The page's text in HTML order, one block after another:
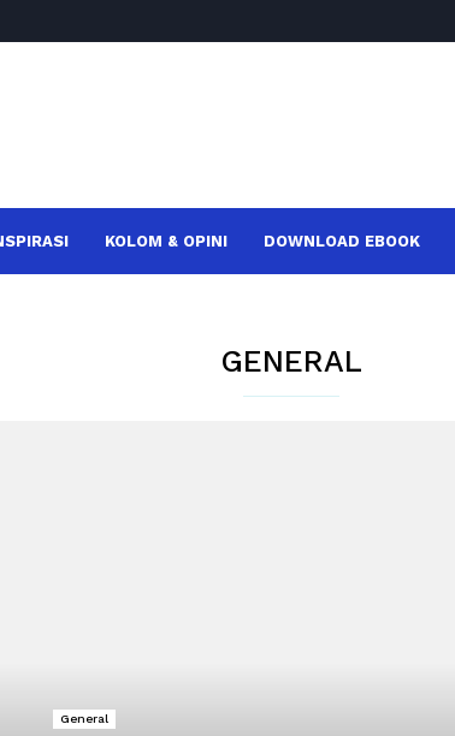
KOLOM & OPINI DOWNLOAD EBOOK
GENERAL
General